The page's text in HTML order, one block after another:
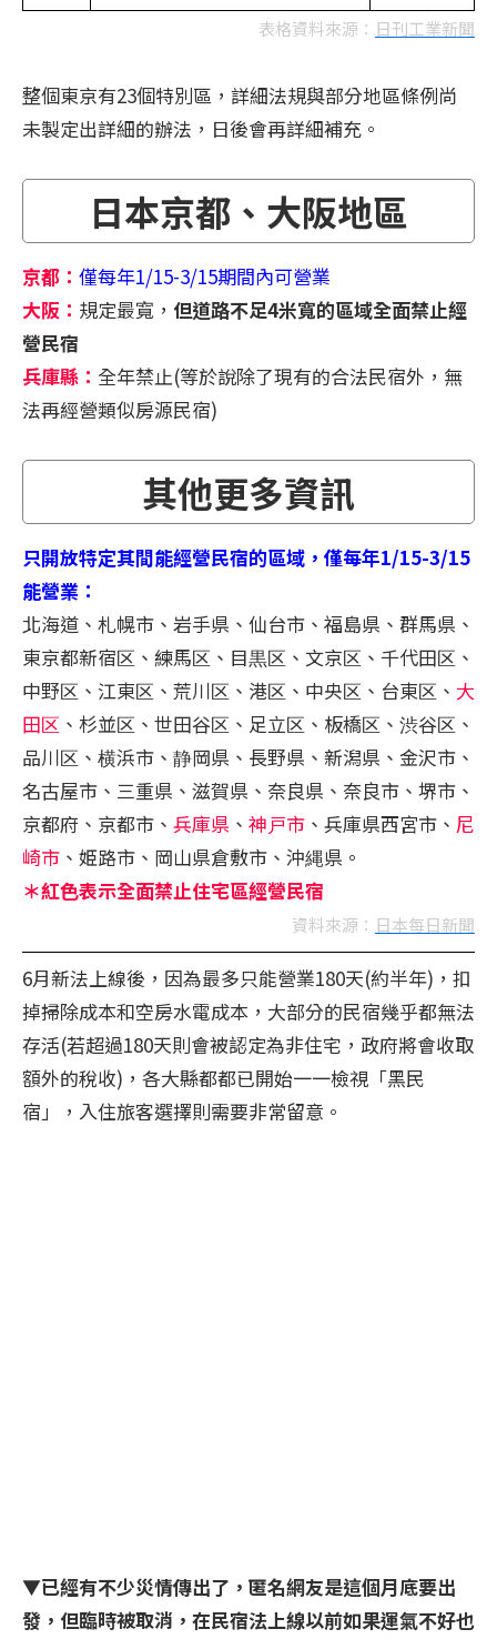
表格資料來源： 日刊工業新聞
整個東京有23個特別區，詳細法規與部分地區條例尚
未製定出詳細的辦法，日後會再詳細補充。
日本京都、大阪地區
京都： 僅每年1/15-3/15期間內可營業
大阪： 規定最寬， 但道路不足4米寬的區域全面禁止經
營民宿
兵庫縣： 全年禁止(等於說除了現有的合法民宿外，無
法再經營類似房源民宿)
其他更多資訊
只開放特定其間能經營民宿的區域，僅每年1/15-3/15
能營業：
北海道、札幌市、岩手県、仙台市、福島県、群馬県、
東京都新宿区、練馬区、目黒区、文京区、千代田区、
中野区、江東区、荒川区、港区、中央区、台東区、 大
田区 、杉並区、世田谷区、足立区、板橋区、渋谷区、
品川区、横浜市、静岡県、長野県、新潟県、金沢市、
名古屋市、三重県、滋賀県、奈良県、奈良市、堺市、
京都府、京都市、 兵庫県 、 神戸市 、兵庫県西宮市、 尼
崎市 、姫路市、岡山県倉敷市、沖縄県。
＊紅色表示全面禁止住宅區經營民宿
資料來源： 日本每日新聞
6月新法上線後，因為最多只能營業180天(約半年)，扣
掉掃除成本和空房水電成本，大部分的民宿幾乎都無法
存活(若超過180天則會被認定為非住宅，政府將會收取
額外的稅收)，各大縣都都已開始一一檢視「黑民
宿」，入住旅客選擇則需要非常留意。
▼已經有不少災情傳出了，匿名網友是這個月底要出
發，但臨時被取消，在民宿法上線以前如果運氣不好也